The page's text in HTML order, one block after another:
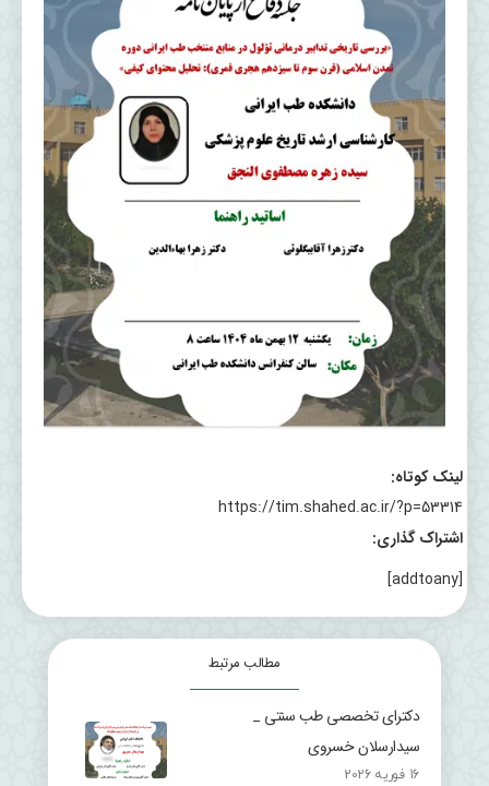
لینک کوتاه:
https://tim.shahed.ac.ir/?p=53314
اشتراک گذاری:
[addtoany]
مطالب مرتبط
دکترای تخصصی طب سنتی _
سیدارسلان خسروی
16 فوریه 2026